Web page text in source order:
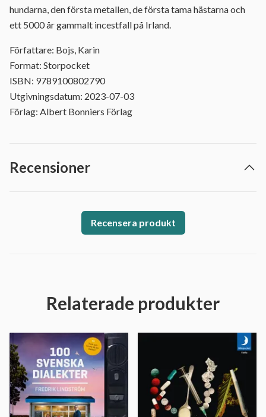
hundarna, den första metallen, de första tama hästarna och
ett 5000 år gammalt incestfall på Irland.
Författare: Bojs, Karin
Format: Storpocket
ISBN: 9789100802790
Utgivningsdatum: 2023-07-03
Förlag: Albert Bonniers Förlag
Recensioner
Recensera produkt
Relaterade produkter